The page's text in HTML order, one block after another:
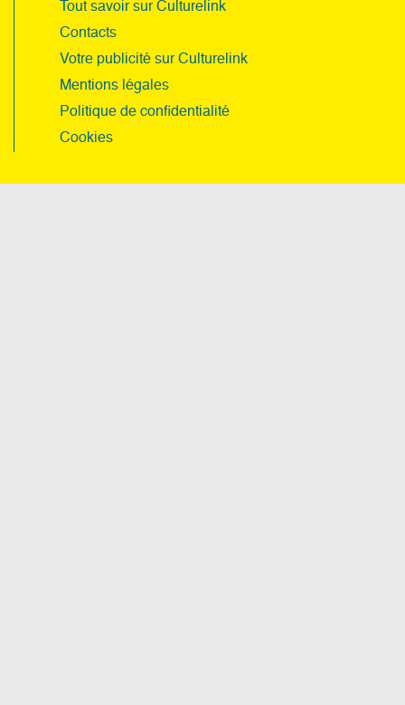
Tout savoir sur Culturelink
Contacts
Votre publicité sur Culturelink
Mentions légales
Politique de confidentialité
Cookies